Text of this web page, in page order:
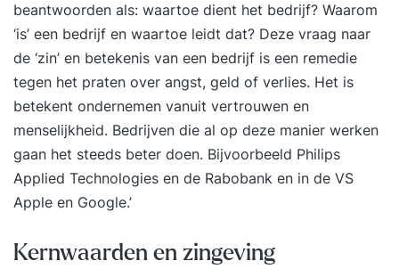
beantwoorden als: waartoe dient het bedrijf? Waarom
‘is’ een bedrijf en waartoe leidt dat? Deze vraag naar
de ‘zin’ en betekenis van een bedrijf is een remedie
tegen het praten over angst, geld of verlies. Het is
betekent ondernemen vanuit vertrouwen en
menselijkheid. Bedrijven die al op deze manier werken
gaan het steeds beter doen. Bijvoorbeeld Philips
Applied Technologies en de Rabobank en in de VS
Apple en Google.’
Kernwaarden en zingeving